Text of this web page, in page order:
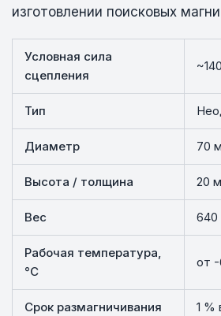
изготовлении поисковых
Условная сила
сцепления
Тип
Диаметр 70
Высота / толщина 20
Вес 640
Рабочая температура,
°C
от
Срок размагничивания 1 %